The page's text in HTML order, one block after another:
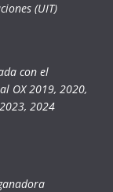
(UIT)
con el
OX 2019, 2020,
2024